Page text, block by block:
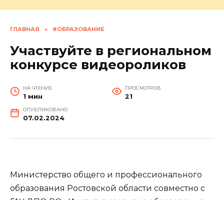
ГЛАВНАЯ » #ОБРАЗОВАНИЕ
Участвуйте в региональном
конкурсе видеороликов
НА ЧТЕНИЕ
1 мин
ПРОСМОТРОВ
21
ОПУБЛИКОВАНО
07.02.2024
Министерство общего и профессионального
образования Ростовской области совместно с